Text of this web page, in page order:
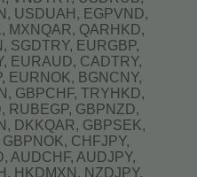
USDUAH, EGPVND,
MXNQAR, QARHKD,
SGDTRY, EURGBP,
EURAUD, CADTRY,
EURNOK, BGNCNY,
GBPCHF, TRYHKD,
RUBEGP, GBPNZD,
DKKQAR, GBPSEK,
CHFJPY,
AUDCHF, AUDJPY,
HKDMXN, NZDJPY,